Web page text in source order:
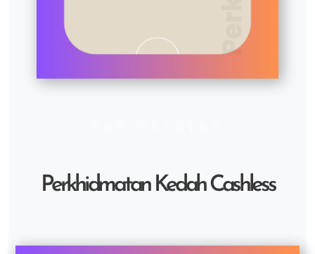
Perkhidmatan Kedah Cashless